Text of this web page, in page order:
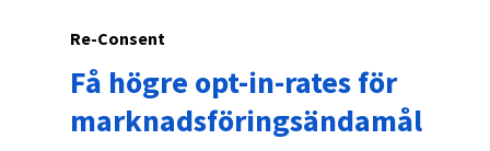
Re-Consent
Få högre opt-in-rates för
marknadsföringsändamål